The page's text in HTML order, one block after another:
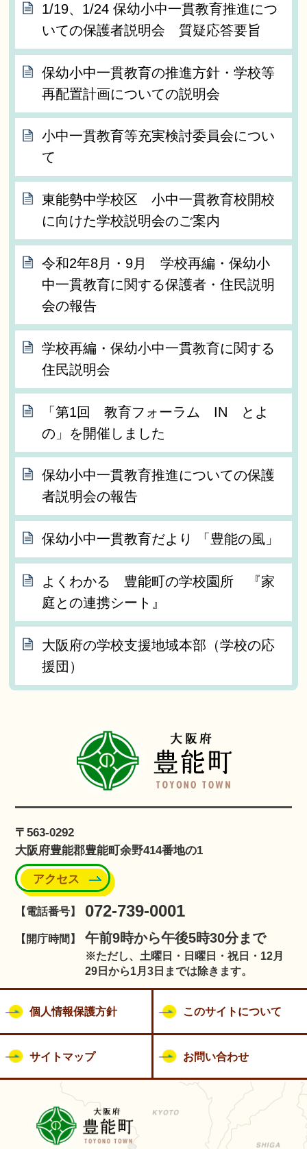
1/19、1/24 保幼小中一貫教育推進につ
いての保護者説明会 質疑応答要旨
保幼小中一貫教育の推進方針・学校等
再配置計画についての説明会
小中一貫教育等充実検討委員会につい
て
東能勢中学校区 小中一貫教育校開校
に向けた学校説明会のご案内
令和2年8月・9月 学校再編・保幼小
中一貫教育に関する保護者・住民説明
会の報告
学校再編・保幼小中一貫教育に関する
住民説明会
「第1回 教育フォーラム IN とよ
の」を開催しました
保幼小中一貫教育推進についての保護
者説明会の報告
保幼小中一貫教育だより 「豊能の風」
よくわかる 豊能町の学校園所 『家
庭との連携シート』
大阪府の学校支援地域本部（学校の応
援団）
〒563-0292
大阪府豊能郡豊能町余野414番地の1
アクセス
【電話番号】 072-739-0001
【開庁時間】 午前9時から午後5時30分まで
※ただし、土曜日・日曜日・祝日・12月
29日から1月3日までは除きます。
個人情報保護方針 このサイトについて
サイトマップ お問い合わせ